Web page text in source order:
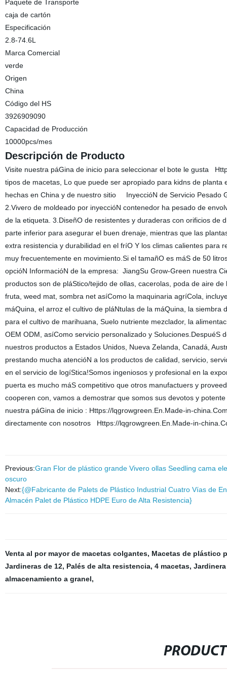
Paquete de Transporte
caja de cartón
Especificación
2.8-74.6L
Marca Comercial
verde
Origen
China
Código del HS
3926909090
Capacidad de Producción
10000pcs/mes
Descripción de Producto
Visite nuestra páGina de inicio para seleccionar el bote le gusta
tipos de macetas, Lo que puede ser apropiado para kidns de
hechas en China y de nuestro sitio InyeccióN de Servicio Pesado
2.Vivero de moldeado por inyeccióN contenedor ha pesado de
de la etiqueta. 3.DiseñO de resistentes y duraderas con orificios de
parte inferior para asegurar el buen drenaje, mientras que las
extra resistencia y durabilidad en el fríO Y los climas calientes
muy frecuentemente en movimiento.Si el tamañO es máS de 50
opcióN InformacióN de la empresa: JiangSu Grow-Green nuestra
productos son de pláStico/tejido de ollas, cacerolas, poda de aire
fruta, weed mat, sombra net asíComo la maquinaria agríCola,
máQuina, el arroz el cultivo de pláNtulas de la máQuina, la
para el cultivo de marihuana, Suelo nutriente mezclador, la
OEM ODM, asíComo servicio personalizado y
nuestros productos a Estados Unidos, Nueva Zelanda, Canadá,
prestando mucha atencióN a los productos de calidad, servicio,
en el servicio de logíStica!Somos ingeniosos y profesional en la
puerta es mucho máS competitivo que otros manufactuers y
cooperen con, vamos a demostrar que somos sus devotos y
nuestra páGina de inicio : Https://lqgrowgreen.En.Made-in-
directamente con nosotros Https://lqgrowgreen.En.Made-in-
Previous:Gran Flor de plástico grande Vivero ollas Seedling cama
oscuro
Next:{@Fabricante de Palets de Plástico Industrial Cuatro Vías de
Almacén Palet de Plástico HDPE Euro de Alta Resistencia}
Venta al por mayor de macetas colgantes, Macetas de plástico
Jardineras de 12, Palés de alta resistencia, 4 macetas,
almacenamiento a granel,